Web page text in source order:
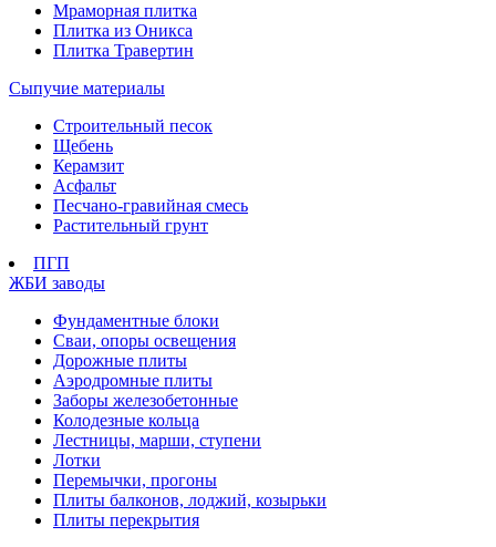
Мраморная плитка
Плитка из Оникса
Плитка Травертин
Сыпучие материалы
Строительный песок
Щебень
Керамзит
Асфальт
Песчано-гравийная смесь
Растительный грунт
ПГП
ЖБИ заводы
Фундаментные блоки
Сваи, опоры освещения
Дорожные плиты
Аэродромные плиты
Заборы железобетонные
Колодезные кольца
Лестницы, марши, ступени
Лотки
Перемычки, прогоны
Плиты балконов, лоджий, козырьки
Плиты перекрытия